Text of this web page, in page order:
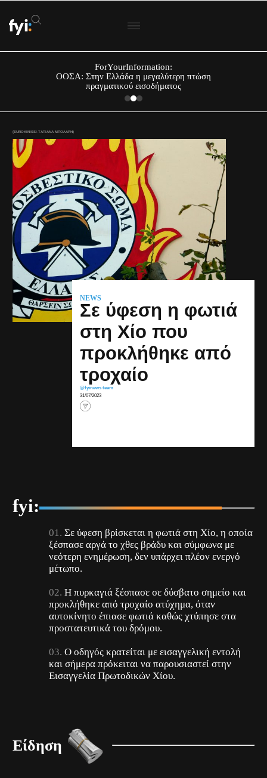
ForYourInformation:
ΟΟΣΑ: Στην Ελλάδα η μεγαλύτερη πτώση
πραγματικού εισοδήματος
(EUROKINISSI-ΤΑΤΙΑΝΑ ΜΠΟΛΑΡΗ)
NEWS
Σε ύφεση η φωτιά
στη Χίο που
προκλήθηκε από
τροχαίο
@fyinews team
31/07/2023
fyi:
Σε ύφεση βρίσκεται η φωτιά στη Χίο, η οποία
ξέσπασε αργά το χθες βράδυ και σύμφωνα με
νεότερη ενημέρωση, δεν υπάρχει πλέον ενεργό
μέτωπο.
Η πυρκαγιά ξέσπασε σε δύσβατο σημείο και
προκλήθηκε από τροχαίο ατύχημα, όταν
αυτοκίνητο έπιασε φωτιά καθώς χτύπησε στα
προστατευτικά του δρόμου.
Ο οδηγός κρατείται με εισαγγελική εντολή
και σήμερα πρόκειται να παρουσιαστεί στην
Εισαγγελία Πρωτοδικών Χίου.
Είδηση